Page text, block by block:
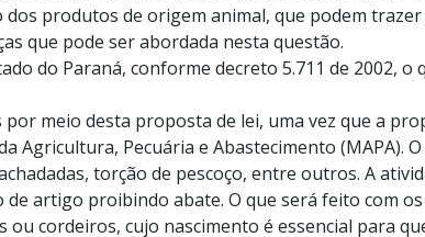
produtos de origem animal, que podem
que pode ser abordada nesta questão.
do Paraná, conforme decreto 5.711 de 2002,
meio desta proposta de lei, uma vez que a
Agricultura, Pecuária e Abastecimento (MAPA).
torção de pescoço, entre outros. A
artigo proibindo abate. O que será feito com
cordeiros, cujo nascimento é essencial para